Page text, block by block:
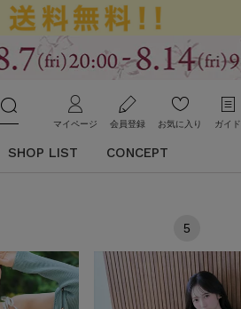
マイページ 会員登録 お気に入り ガイド
SHOP LIST CONCEPT
5